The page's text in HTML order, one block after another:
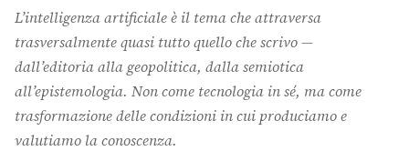
Learning log
Irene Media
Episteme Advisory
Indice
L’intelligenza artificiale è il tema che attraversa
trasversalmente quasi tutto quello che scrivo —
dall’editoria alla geopolitica, dalla semiotica
all’epistemologia. Non come tecnologia in sé, ma come
trasformazione delle condizioni in cui produciamo e
valutiamo la conoscenza.